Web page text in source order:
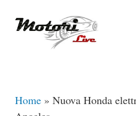
Home » Nuova Honda